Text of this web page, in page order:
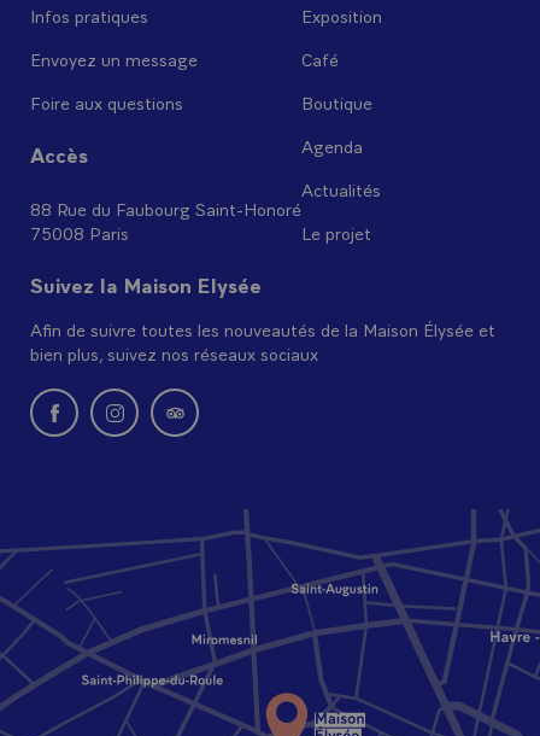
Infos pratiques
Envoyez un message
Foire aux questions
Accès
88 Rue du Faubourg Saint-Honoré
75008 Paris
Exposition
Café
Boutique
Agenda
Actualités
Le projet
Suivez la Maison Elysée
Afin de suivre toutes les nouveautés de la Maison Élysée et
bien plus, suivez nos réseaux sociaux
Nouvelle fenêtre : rejoignez-nous sur Facebook
Nouvelle fenêtre : rejoignez-nous sur Instagram
Nouvelle fenêtre : retrouvez-nous sur